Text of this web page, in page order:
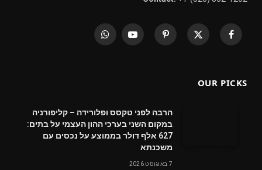
Facebook
X
Pinterest
YouTube
WhatsApp
OUR PICKS
הרבה לפני טקסס ופלורידה – קליפורניה
במקום השני בערכי ההון העצמי על בתים:
627 אלף דולר בממוצע על נכסים עם
משכנתא
7 באוגוסט 2026